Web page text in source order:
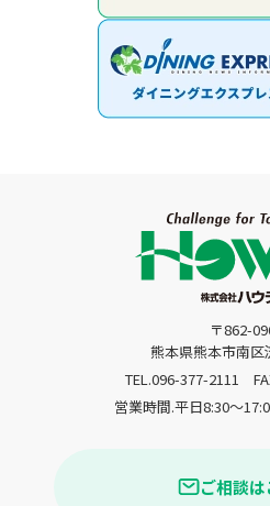
〒862-
熊本県熊本市南区
TEL.096-377-2111
営業時間.平日8:30〜
ご相談は